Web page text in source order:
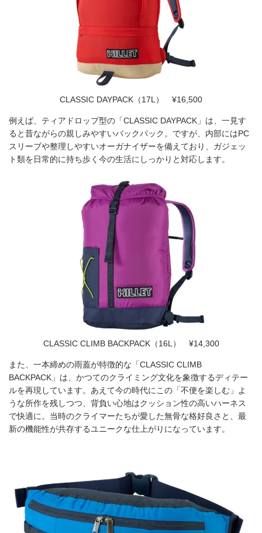
CLASSIC DAYPACK（17L） ¥16,500
例えば、ティアドロップ型の「CLASSIC DAYPACK」は、一見す
ると昔ながらの親しみやすいバックパック。ですが、内部にはPC
スリーブや整理しやすいオーガナイザーを備えており、ガジェッ
ト類を日常的に持ち歩く今の生活にしっかりと対応します。
CLASSIC CLIMB BACKPACK（16L） ¥14,300
また、一本締めの雨蓋が特徴的な「CLASSIC CLIMB
BACKPACK」は、かつてのクライミング文化を象徴するディテー
ルを再現しています。あえて今の時代にこの「不便を楽しむ」よ
うな所作を残しつつ、背負い心地はクッション性の高いハーネス
で快適に。当時のクライマーたちが愛した無骨な格好良さと、最
新の機能性が共存するユニークな仕上がりになっています。